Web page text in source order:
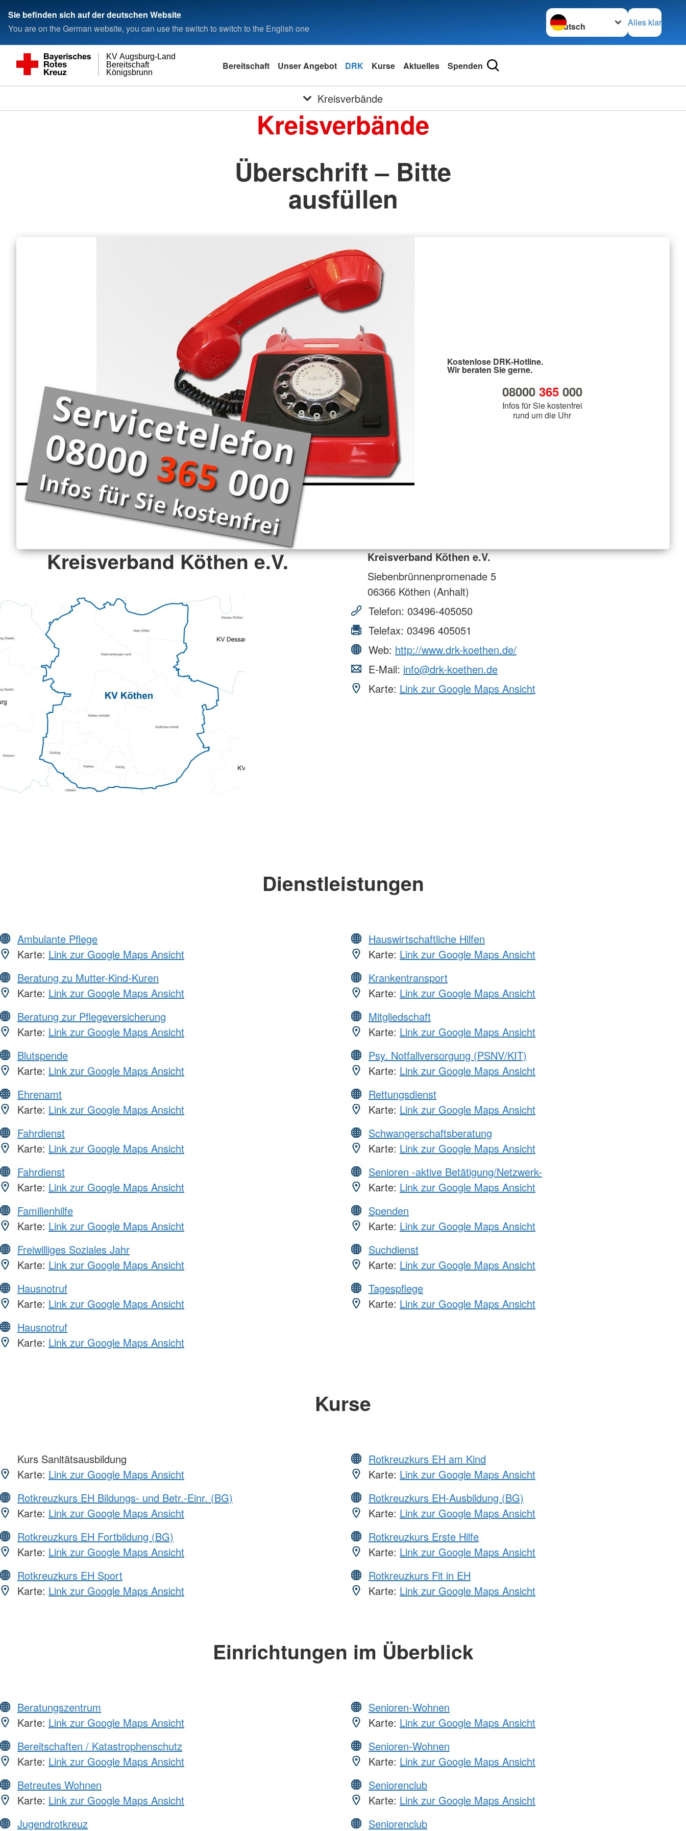
Sie befinden sich auf der deutschen Website
You are on the German website, you can use the switch to switch to the English one
Sprache wechseln zu
Alles klar
Königsbrunn
Bereitschaft
KV Augsburg-Land
Bereitschaft Unser Angebot DRK Kurse Aktuelles Spenden
Kreisverbände
Kreisverbände
Überschrift – Bitte
ausfüllen
Kostenlose DRK-Hotline.
Wir beraten Sie gerne.
08000 365000
Infos für Sie kostenfrei
rund um die Uhr
Kreisverband Köthen e.V.
Kreisverband Köthen e.V.
Siebenbrünnenpromenade 5
06366 Köthen (Anhalt)
Telefon: 03496-405050
Telefax: 03496 405051
Web: http://www.drk-koethen.de/
E-Mail: info@drk-koethen.de
Karte: Link zur Google Maps Ansicht
Dienstleistungen
Ambulante Pflege
Karte: Link zur Google Maps Ansicht
Beratung zu Mutter-Kind-Kuren
Karte: Link zur Google Maps Ansicht
Beratung zur Pflegeversicherung
Karte: Link zur Google Maps Ansicht
Blutspende
Karte: Link zur Google Maps Ansicht
Ehrenamt
Karte: Link zur Google Maps Ansicht
Fahrdienst
Karte: Link zur Google Maps Ansicht
Fahrdienst
Karte: Link zur Google Maps Ansicht
Familienhilfe
Karte: Link zur Google Maps Ansicht
Freiwilliges Soziales Jahr
Karte: Link zur Google Maps Ansicht
Hausnotruf
Karte: Link zur Google Maps Ansicht
Hausnotruf
Karte: Link zur Google Maps Ansicht
Hauswirtschaftliche Hilfen
Karte: Link zur Google Maps Ansicht
Krankentransport
Karte: Link zur Google Maps Ansicht
Mitgliedschaft
Karte: Link zur Google Maps Ansicht
Psy. Notfallversorgung (PSNV/KIT)
Karte: Link zur Google Maps Ansicht
Rettungsdienst
Karte: Link zur Google Maps Ansicht
Schwangerschaftsberatung
Karte: Link zur Google Maps Ansicht
Senioren -aktive Betätigung/Netzwerk-
Karte: Link zur Google Maps Ansicht
Spenden
Karte: Link zur Google Maps Ansicht
Suchdienst
Karte: Link zur Google Maps Ansicht
Tagespflege
Karte: Link zur Google Maps Ansicht
Kurse
Kurs Sanitätsausbildung
Karte: Link zur Google Maps Ansicht
Rotkreuzkurs EH Bildungs- und Betr.-Einr. (BG)
Karte: Link zur Google Maps Ansicht
Rotkreuzkurs EH Fortbildung (BG)
Karte: Link zur Google Maps Ansicht
Rotkreuzkurs EH Sport
Karte: Link zur Google Maps Ansicht
Rotkreuzkurs EH am Kind
Karte: Link zur Google Maps Ansicht
Rotkreuzkurs EH-Ausbildung (BG)
Karte: Link zur Google Maps Ansicht
Rotkreuzkurs Erste Hilfe
Karte: Link zur Google Maps Ansicht
Rotkreuzkurs Fit in EH
Karte: Link zur Google Maps Ansicht
Einrichtungen im Überblick
Beratungszentrum
Karte: Link zur Google Maps Ansicht
Bereitschaften / Katastrophenschutz
Karte: Link zur Google Maps Ansicht
Betreutes Wohnen
Karte: Link zur Google Maps Ansicht
Jugendrotkreuz
Senioren-Wohnen
Karte: Link zur Google Maps Ansicht
Senioren-Wohnen
Karte: Link zur Google Maps Ansicht
Seniorenclub
Karte: Link zur Google Maps Ansicht
Seniorenclub